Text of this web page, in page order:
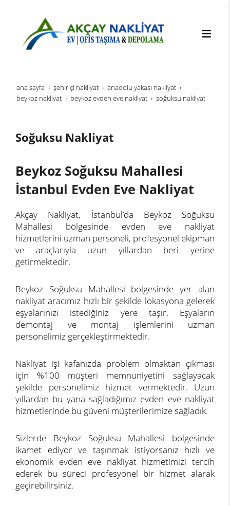
ana sayfa şehi̇ri̇çi̇ nakli̇yat
anadolu yakası nakliyat
beykoz nakliyat
beykoz evden eve nakliyat soğuksu nakliyat
Soğuksu Nakliyat
Beykoz Soğuksu Mahallesi
İstanbul Evden Eve Nakliyat
Akçay Nakliyat, İstanbul’da Beykoz Soğuksu
Mahallesi bölgesinde evden eve nakliyat
hizmetlerini uzman personeli, profesyonel ekipman
ve araçlarıyla uzun yıllardan beri yerine
getirmektedir.
Beykoz Soğuksu Mahallesi bölgesinde yer alan
nakliyat aracımız hızlı bir şekilde lokasyona gelerek
eşyalarınızı istediğiniz yere taşır. Eşyaların
demontaj ve montaj işlemlerini uzman
personelimiz gerçekleştirmektedir.
Nakliyat işi kafanızda problem olmaktan çıkması
için %100 müşteri memnuniyetini sağlayacak
şekilde personelimiz hizmet vermektedir. Uzun
yıllardan bu yana sağladığımız evden eve nakliyat
hizmetlerinde bu güveni müşterilerimize sağladık.
Sizlerde Beykoz Soğuksu Mahallesi bölgesinde
ikamet ediyor ve taşınmak istiyorsanız hızlı ve
ekonomik evden eve nakliyat hizmetimizi tercih
ederek bu süreci profesyonel bir hizmet alarak
geçirebilirsiniz.